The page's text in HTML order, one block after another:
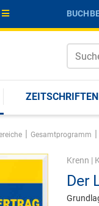
ZEITSCHRIFTEN
| Gesamtprogramm |
Krenn |
Der